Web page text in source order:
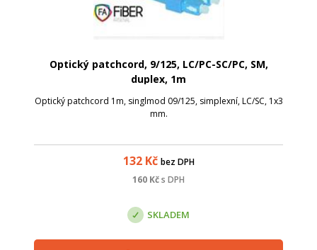
Optický patchcord, 9/125, LC/PC-SC/PC, SM,
duplex, 1m
Optický patchcord 1m, singlmod 09/125, simplexní, LC/SC, 1x3
mm.
132Kč bez DPH
160 Kčs DPH
SKLADEM